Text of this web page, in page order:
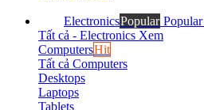
ElectronicsPopular Popular
Tất cả - Electronics Xem
ComputersHit
Tất cả Computers
Desktops
Laptops
Tablets